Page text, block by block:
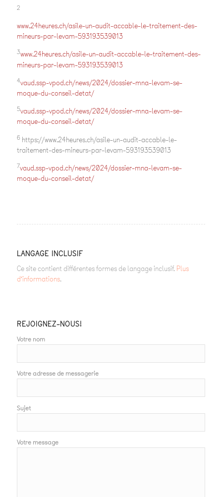
2
www.24heures.ch/asile-un-audit-accable-le-traitement-des-
mineurs-par-levam-593193539013
3www.24heures.ch/asile-un-audit-accable-le-traitement-des-
mineurs-par-levam-593193539013
4vaud.ssp-vpod.ch/news/2024/dossier-mna-levam-se-
moque-du-conseil-detat/
5vaud.ssp-vpod.ch/news/2024/dossier-mna-levam-se-
moque-du-conseil-detat/
6 https://www.24heures.ch/asile-un-audit-accable-le-
traitement-des-mineurs-par-levam-593193539013
7vaud.ssp-vpod.ch/news/2024/dossier-mna-levam-se-
moque-du-conseil-detat/
LANGAGE INCLUSIF
Ce site contient différentes formes de langage inclusif. Plus
d’informations.
REJOIGNEZ-NOUS!
Votre nom
Votre adresse de messagerie
Sujet
Votre message